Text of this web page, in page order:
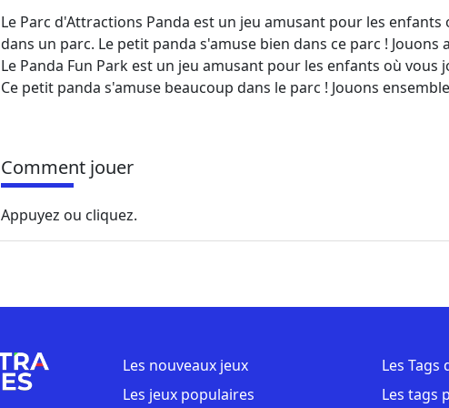
Le Parc d'Attractions Panda est un jeu amusant pour les
dans un parc. Le petit panda s'amuse bien dans ce parc ! Jouons
Le Panda Fun Park est un jeu amusant pour les enfants où vous
Ce petit panda s'amuse beaucoup dans le parc ! Jouons
Comment jouer
Appuyez ou cliquez.
Les nouveaux jeux
Les jeux populaires
Les Tags
Les tags